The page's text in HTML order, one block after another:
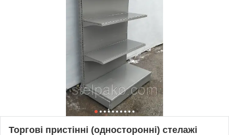
Торгові пристінні (односторонні) стелажі